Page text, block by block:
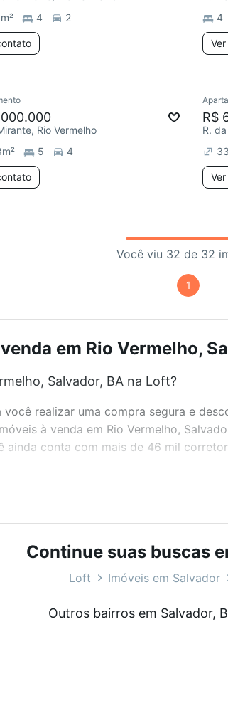
m² 4 2
4
Rio Vermelho
m² 5 4
R$
R.
33
Você viu 32 de 32
1
em Rio Vermelho,
Salvador, BA na Loft?
realizar uma compra segura e
à venda em Rio Vermelho,
ainda conta com mais de 46 mil
com o preço, metragem e
para você na Loft.
Salvador, BA?
à venda em Rio Vermelho,
Se ainda tem alguma
Continue suas buscas
Loft Imóveis em Salvador
Outros bairros em Salvador,